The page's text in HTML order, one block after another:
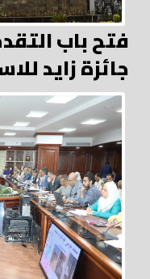
فتح باب
جائزة زايد